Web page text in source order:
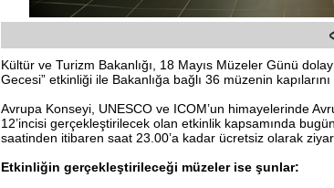
Kültür ve Turizm Bakanlığı, 18 Mayıs Müzeler Günü
Gecesi” etkinliği ile Bakanlığa bağlı 36 müzenin
Avrupa Konseyi, UNESCO ve ICOM’un himayelerinde
12’incisi gerçekleştirilecek olan etkinlik kapsamında
saatinden itibaren saat 23.00’a kadar ücretsiz olarak
Etkinliğin gerçekleştirileceği müzeler ise şunlar: